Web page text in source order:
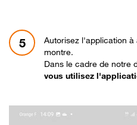
5
Autorisez l'application
montre.
Dans le cadre de notre
vous utilisez